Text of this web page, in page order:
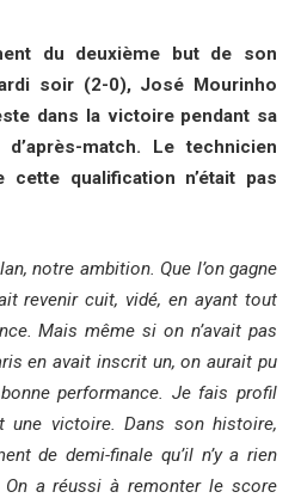
du deuxième but de son
soir (2-0), José Mourinho
dans la victoire pendant sa
match. Le technicien
qualification n’était pas
notre ambition. Que l’on gagne
revenir cuit, vidé, en ayant tout
Mais même si on n’avait pas
en avait inscrit un, on aurait pu
performance. Je fais profil
une victoire. Dans son histoire,
de demi-finale qu’il n’y a rien
On a réussi à remonter le score